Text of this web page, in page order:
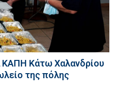
ΚΑΠΗ Κάτω Χαλανδρίου
της πόλης